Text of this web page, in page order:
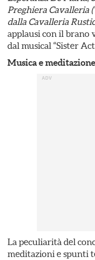
Preghiera Cavalleria
dalla Cavalleria
applausi con il brano
dal musical “Sister
Musica e
La peculiarità del
meditazioni e spunti